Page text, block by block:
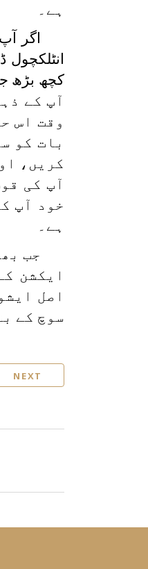
ہے۔
اگر
کچھ بڑھ
آپ کے
وقت اس
بات کو
کریں،
آپ کی
خود آپ
ہے۔
جب
ایکشن
اصل
سوچ کے
NEXT